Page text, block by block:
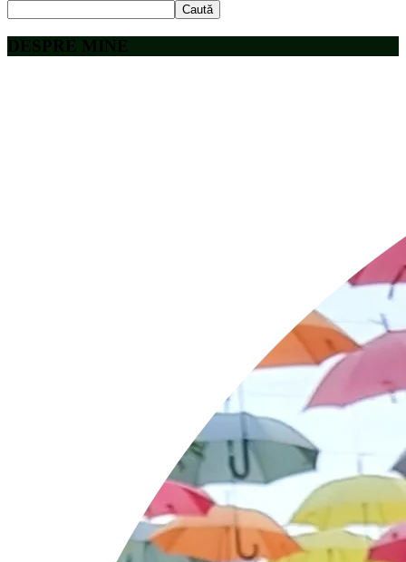
Caută
DESPRE MINE